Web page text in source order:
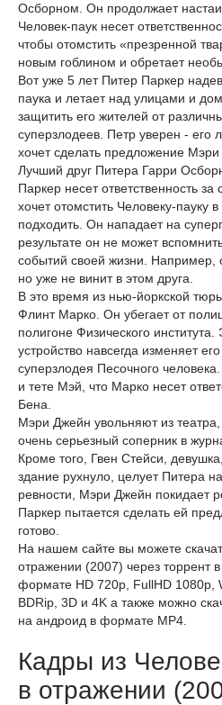
Осборном. Он продолжает
Человек-паук несет
чтобы отомстить «презренной
новым гоблином и обретает
Вот уже 5 лет Питер Паркер
паука и летает над улицами и
защитить его жителей от
суперзлодеев. Петр уверен - его
хочет сделать предложение Мэри
Лучший друг Питера Гарри
Паркер несет ответственность за
хочет отомстить Человеку-пауку
подходить. Он нападает на
результате он не может
событий своей жизни. Например,
но уже не винит в этом друга.
В это время из нью-йоркской
Флинт Марко. Он убегает от
полигоне Физического
устройство навсегда изменяет
суперзлодея Песочного
и тете Мэй, что Марко несет
Бена.
Мэри Джейн увольняют из
очень серьезный соперник в
Кроме того, Гвен Стейси,
здание рухнуло, целует Питера
ревности, Мэри Джейн покидает
Паркер пытается сделать ей
готово.
На нашем сайте вы можете
отражении (2007) через торрент
формате HD 720p, FullHD 1080p,
BDRip, 3D и 4K а также можно
на андроид в формате MP4.
Кадры из
в отражении